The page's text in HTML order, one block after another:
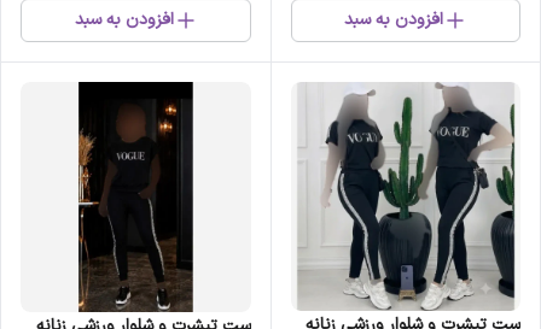
افزودن به سبد افزودن به سبد